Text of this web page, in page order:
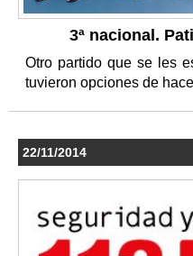
3ª nacional.
Otro partido que se les
tuvieron opciones de
22/11/2014